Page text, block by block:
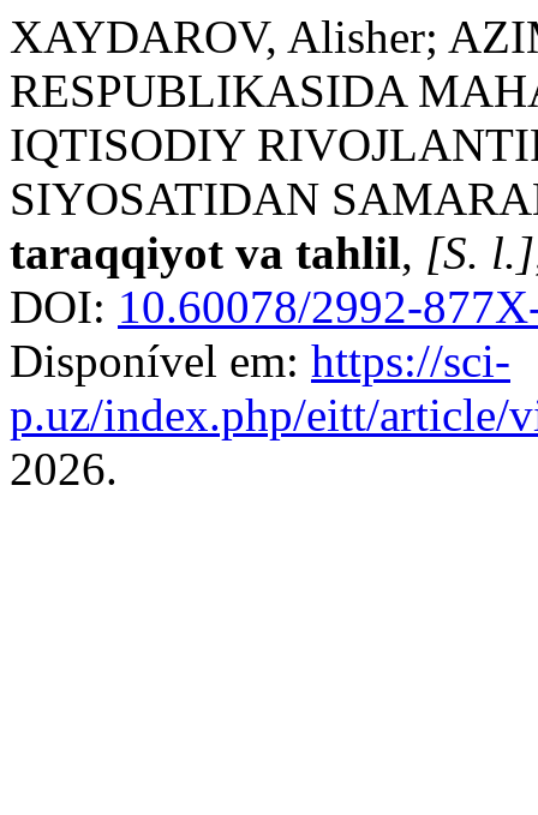
XAYDAROV, Alisher;
RESPUBLIKASIDA
IQTISODIY
SIYOSATIDAN
taraqqiyot va tahlil, [S. l.]
DOI: 10.60078/2992-
Disponível em: https://sci-
p.uz/index.php/eitt/article/
2026.